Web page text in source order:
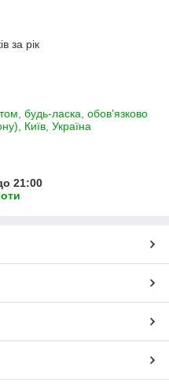
за рік
будь-ласка, обов’язково
Київ, Україна
21:00